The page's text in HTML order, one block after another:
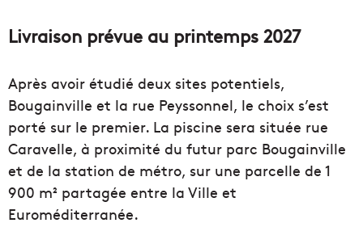
Livraison prévue au printemps 2027
Après avoir étudié deux sites potentiels,
Bougainville et la rue Peyssonnel, le choix s’est
porté sur le premier. La piscine sera située rue
Caravelle, à proximité du futur parc Bougainville
et de la station de métro, sur une parcelle de 1
900 m² partagée entre la Ville et
Euroméditerranée.